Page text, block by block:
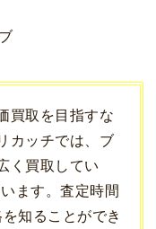
買取を目指すな
カッチでは、ブ
く買取してい
ます。査定時間
知ることができ